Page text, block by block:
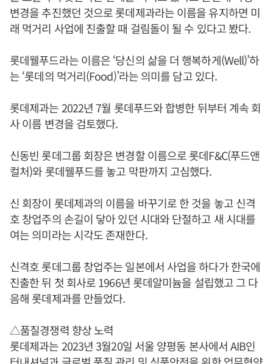
변경을 추진했던 것으로 롯데제과라는 이름을 유지하면 미
래 먹거리 사업에 진출할 때 걸림돌이 될 수 있다고 봤다.
롯데웰푸드라는 이름은 ‘당신의 삶을 더 행복하게(Well)’하
는 ‘롯데의 먹거리(Food)’라는 의미를 담고 있다.
롯데제과는 2022년 7월 롯데푸드와 합병한 뒤부터 계속 회
사 이름 변경을 검토했다.
신동빈 롯데그룹 회장은 변경할 이름으로 롯데F&C(푸드앤
컬처)와 롯데웰푸드를 놓고 막판까지 고심했다.
신 회장이 롯데제과의 이름을 바꾸기로 한 것을 놓고 신격
호 창업주의 손길이 닿아 있던 시대와 단절하고 새 시대를
여는 의미라는 시각도 존재한다.
신격호 롯데그룹 창업주는 일본에서 사업을 하다가 한국에
진출한 뒤 첫 회사로 1966년 롯데알미늄을 설립했고 그 다
음해 롯데제과를 만들었다.
△품질경쟁력 향상 노력
롯데제과는 2023년 3월20일 서울 양평동 본사에서 AIB인